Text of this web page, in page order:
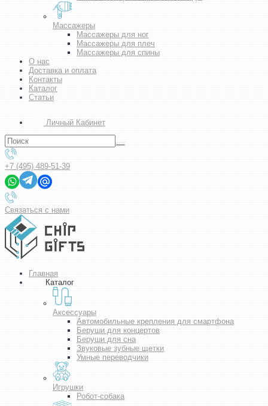
Массажеры
Массажеры для ног
Массажеры для плеч
Массажеры для спины
О нас
Доставка и оплата
Контакты
Каталог
Статьи
Личный Кабинет
+7 (495) 489-51-39
Связаться с нами
Главная
Каталог
Аксессуары
Автомобильные крепления для смартфона
Беруши для концертов
Беруши для сна
Звуковые зубные щетки
Умные переводчики
Игрушки
Робот-собака